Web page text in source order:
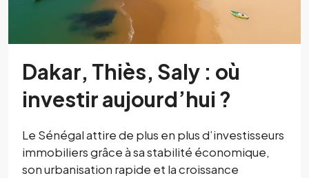
Dakar, Thiès, Saly : où
investir aujourd’hui ?
Le Sénégal attire de plus en plus d’investisseurs
immobiliers grâce à sa stabilité économique,
son urbanisation rapide et la croissance